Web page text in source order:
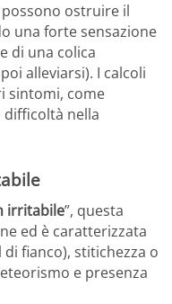
possono ostruire il
una forte sensazione
di una colica
alleviarsi). I calcoli
sintomi, come
difficoltà nella
irritabile”, questa
ed è caratterizzata
fianco), stitichezza o
e presenza